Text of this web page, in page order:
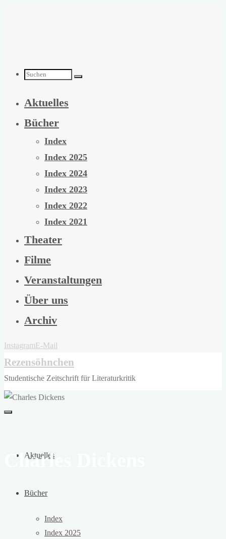
Suchen
nach:
Aktuelles
Bücher
Index
Index 2025
Index 2024
Index 2023
Index 2022
Index 2021
Theater
Filme
Veranstaltungen
Über uns
Archiv
InstagramE-Mail
Rezensöhnchen
Studentische Zeitschrift für Literaturkritik
Aktuelles
Bücher
Index
Index 2025
Charles Dickens